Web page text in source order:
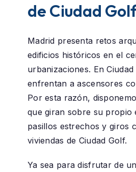
de Ciudad
Madrid presenta retos
edificios históricos en el
urbanizaciones. En
enfrentan a ascensores
Por esta razón,
que giran sobre su propio
pasillos estrechos y giros
viviendas de Ciudad Golf.
Ya sea para disfrutar de